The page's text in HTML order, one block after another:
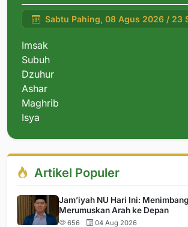
Sabtu Pahing, 08 Agus 2026 / 23
Imsak
Subuh
Dzuhur
Ashar
Maghrib
Isya
Artikel Populer
Jam’iyah NU Hari Ini:
Merumuskan Arah ke Depan
656 04 Aug 2026